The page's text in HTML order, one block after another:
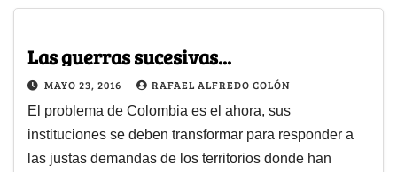
Las guerras sucesivas...
MAYO 23, 2016 RAFAEL ALFREDO COLÓN
El problema de Colombia es el ahora, sus
instituciones se deben transformar para responder a
las justas demandas de los territorios donde han